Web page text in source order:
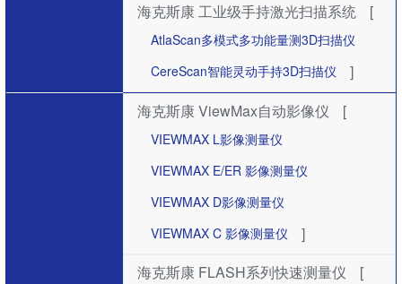
海克斯康 工业级手持激光扫描系统
[
AtlaScan多模式多功能量测3D扫描仪
CereScan智能灵动手持3D扫描仪
]
海克斯康 ViewMax自动影像仪 [
VIEWMAX L影像测量仪
VIEWMAX E/ER 影像测量仪
VIEWMAX D影像测量仪
VIEWMAX C 影像测量仪
]
海克斯康 FLASH系列快速测量仪
[